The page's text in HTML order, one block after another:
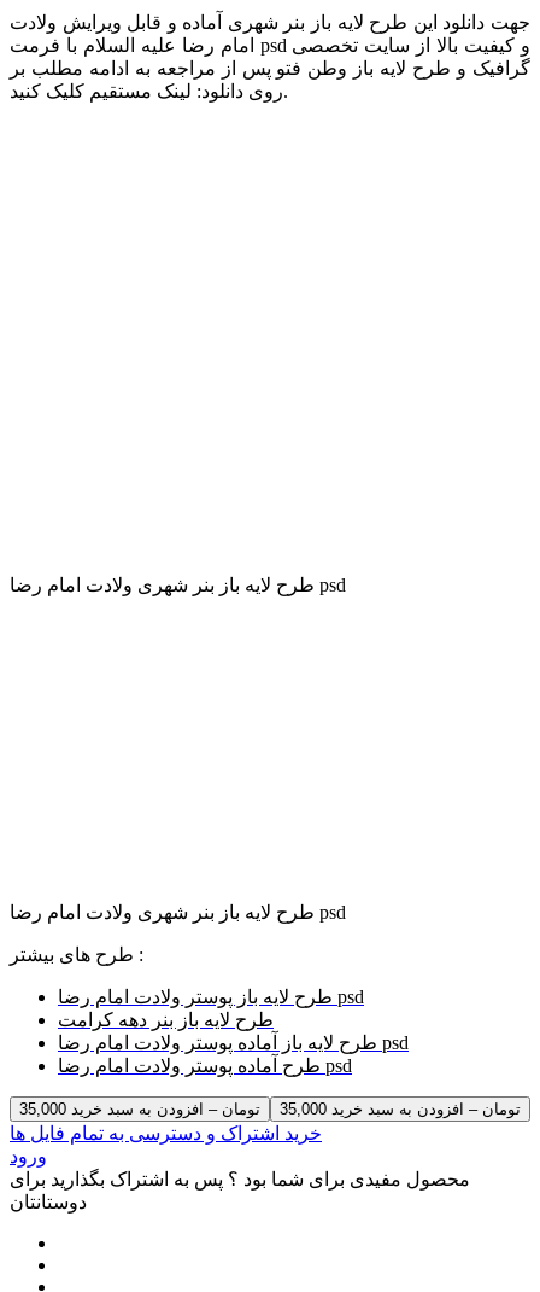
جهت دانلود این طرح لایه باز بنر شهری آماده و قابل ویرایش ولادت
امام رضا علیه السلام با فرمت psd و کیفیت بالا از سایت تخصصی
گرافیک و طرح لایه باز وطن فتو پس از مراجعه به ادامه مطلب بر
روی دانلود: لینک مستقیم کلیک کنید.
طرح لایه باز بنر شهری ولادت امام رضا psd
طرح لایه باز بنر شهری ولادت امام رضا psd
طرح های بیشتر :
طرح لایه باز پوستر ولادت امام رضا psd
طرح لایه باز بنر دهه کرامت
طرح لایه باز آماده پوستر ولادت امام رضا psd
طرح آماده پوستر ولادت امام رضا psd
35,000 تومان – افزودن به سبد خرید
خرید اشتراک و دسترسی به تمام فایل ها
ورود
محصول مفیدی برای شما بود ؟ پس به اشتراک بگذارید برای
دوستانتان